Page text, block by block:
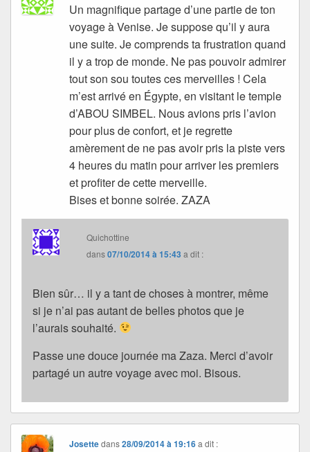
Un magnifique partage d’une partie de ton
voyage à Venise. Je suppose qu’il y aura
une suite. Je comprends ta frustration quand
il y a trop de monde. Ne pas pouvoir admirer
tout son sou toutes ces merveilles ! Cela
m’est arrivé en Égypte, en visitant le temple
d’ABOU SIMBEL. Nous avions pris l’avion
pour plus de confort, et je regrette
amèrement de ne pas avoir pris la piste vers
4 heures du matin pour arriver les premiers
et profiter de cette merveille.
Bises et bonne soirée. ZAZA
Quichottine
dans07/10/2014 à 15:43 a dit :
Bien sûr… il y a tant de choses à montrer, même
si je n’ai pas autant de belles photos que je
l’aurais souhaité.
Passe une douce journée ma Zaza. Merci d’avoir
partagé un autre voyage avec moi. Bisous.
Josettedans28/09/2014 à 19:16 a dit :